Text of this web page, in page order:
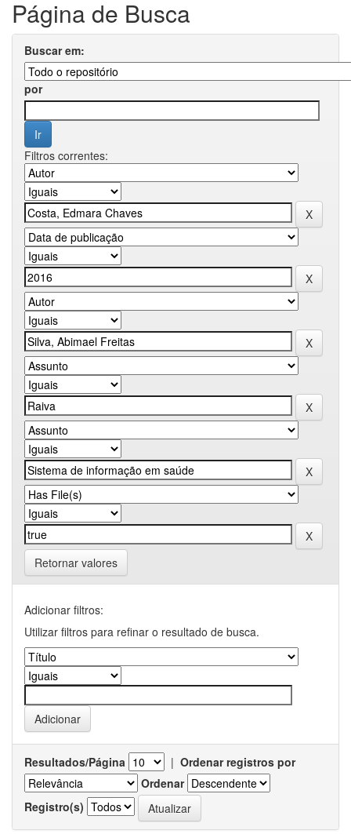
Página de Busca
Buscar em:
por
Filtros correntes:
Retornar valores
Adicionar filtros:
Utilizar filtros para refinar o resultado de busca.
Resultados/Página | Ordenar registros por
Ordenar
Registro(s)